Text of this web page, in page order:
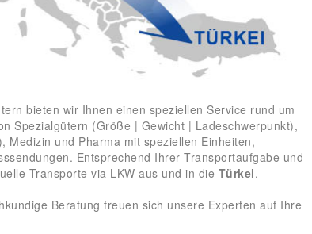
bieten wir Ihnen einen speziellen Service rund um
Spezialgütern (Größe | Gewicht | Ladeschwerpunkt),
Medizin und Pharma mit speziellen Einheiten,
Entsprechend Ihrer Transportaufgabe und
Transporte via LKW aus und in die Türkei.
Beratung freuen sich unsere Experten auf Ihre